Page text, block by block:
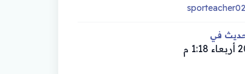
في
م